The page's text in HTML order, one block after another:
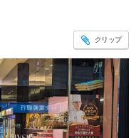
クリップ